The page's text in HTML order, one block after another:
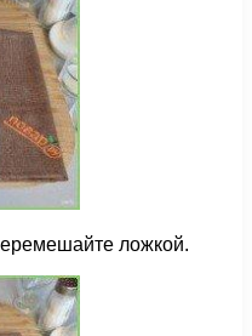
ложкой.